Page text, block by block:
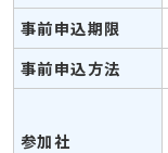
事前申込期限
事前申込方法
参加社